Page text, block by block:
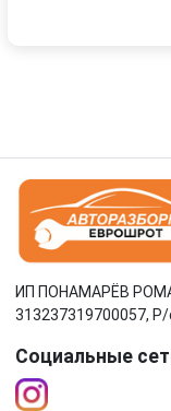
ИП ПОНАМАРЁВ
313237319700057,
Социальные